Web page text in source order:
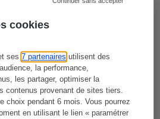
cookies
ses7 partenaires utilisent des
la performance,
les partager, optimiser la
contenus provenant de sites tiers.
choix pendant 6 mois. Vous pourrez
en utilisant le lien « paramétrer
déchet CoffeeB (vidéo)